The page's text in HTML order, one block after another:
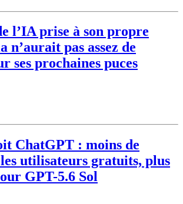
l’IA prise à son propre
n’aurait pas assez de
ses prochaines puces
ChatGPT : moins de
utilisateurs gratuits, plus
GPT-5.6 Sol